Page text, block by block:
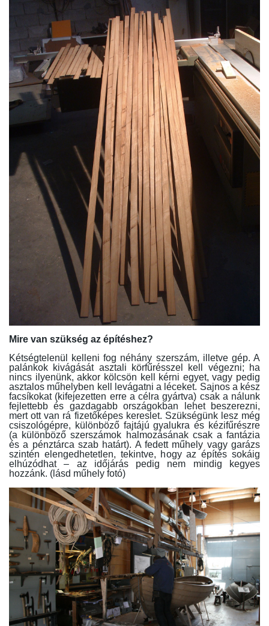
Mire van szükség az építéshez?
Kétségtelenül kelleni fog néhány szerszám, illetve gép. A
palánkok kivágását asztali körfűrésszel kell végezni; ha
nincs ilyenünk, akkor kölcsön kell kérni egyet, vagy pedig
asztalos műhelyben kell levágatni a léceket. Sajnos a kész
facsíkokat (kifejezetten erre a célra gyártva) csak a nálunk
fejlettebb és gazdagabb országokban lehet beszerezni,
mert ott van rá fizetőképes kereslet. Szükségünk lesz még
csiszológépre, különböző fajtájú gyalukra és kézifűrészre
(a különböző szerszámok halmozásának csak a fantázia
és a pénztárca szab határt). A fedett műhely vagy garázs
szintén elengedhetetlen, tekintve, hogy az építés sokáig
elhúzódhat – az időjárás pedig nem mindig kegyes
hozzánk. (lásd műhely fotó)